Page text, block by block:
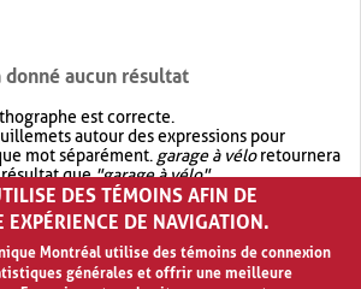
aucun résultat
est correcte.
autour des expressions pour
mot séparément. garage à véloretournera
résultat que"garage à vélo".
votre recherche avec OR.garage OR vélo
plus de résultat quegarage à vélo
DES TÉMOINS AFIN DE
EXPÉRIENCE DE NAVIGATION.
Montréal utilise des témoins de connexion
générales et offrir une meilleure